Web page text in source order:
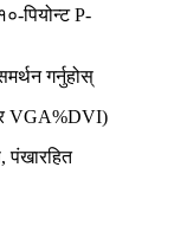
पियोन्ट P-
गर्नुहोस्
र VGA%DVI)
पंखारहित